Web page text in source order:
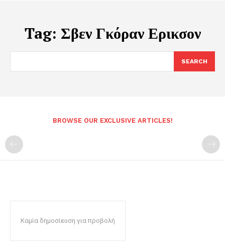
Tag: Σβεν Γκόραν Ερικσον
SEARCH
BROWSE OUR EXCLUSIVE ARTICLES!
Καμία δημοσίευση για προβολή